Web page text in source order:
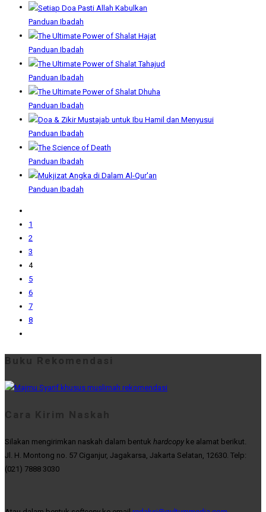
Panduan Ibadah
Panduan Ibadah
Panduan Ibadah
Panduan Ibadah
Panduan Ibadah
Panduan Ibadah
Panduan Ibadah
1
2
3
4
5
6
7
8
Buku Rekomendasi
Cara Kirim Naskah
Silakan mengirimkan naskah dalam bentuk hardcopy ke alamat berikut.
Jl. H. Montong no. 57 Ciganjur, Jagakarsa, Jakarta Selatan, 12630. Telp:
(021) 7888 3030